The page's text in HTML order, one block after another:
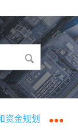
资金规划